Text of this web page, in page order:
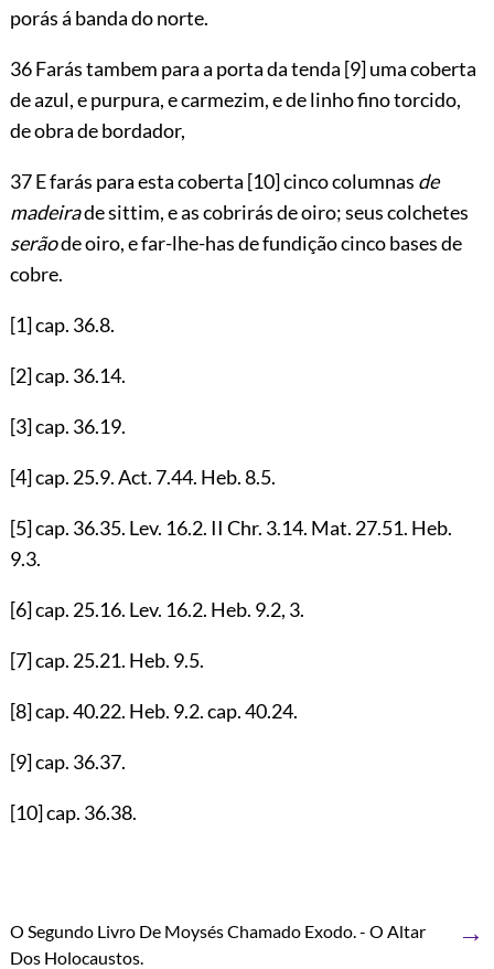
porás á banda do norte.
36 Farás tambem para a porta da tenda [9]uma coberta
de azul, e purpura, e carmezim, e de linho fino torcido,
de obra de bordador,
37 E farás para esta coberta [10]cinco columnas de
madeirade sittim, e as cobrirás de oiro; seus colchetes
serãode oiro, e far-lhe-has de fundição cinco bases de
cobre.
[1]cap. 36.8.
[2]cap. 36.14.
[3]cap. 36.19.
[4]cap. 25.9. Act. 7.44. Heb.8.5.
[5]cap. 36.35. Lev. 16.2. II Chr. 3.14. Mat. 27.51. Heb.
9.3.
[6]cap. 25.16. Lev. 16.2. Heb. 9.2, 3.
[7]cap. 25.21. Heb. 9.5.
[8]cap.40.22. Heb. 9.2. cap.40.24.
[9]cap. 36.37.
[10]cap. 36.38.
O Segundo Livro De Moysés Chamado Exodo. - O Altar
Dos Holocaustos.
→